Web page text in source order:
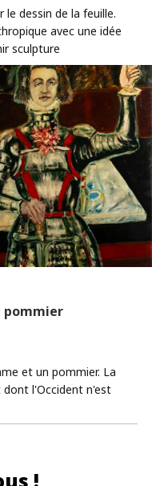
dessin de la feuille.
avec une idée
sculpture
pommier
et un pommier. La
l'Occident n'est
!